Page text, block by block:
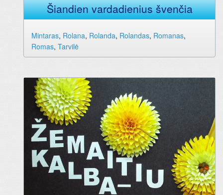
Šiandien vardadienius švenčia
Mintaras, Rolana, Rolanda, Rolandas, Romanas,
Romas, Tarvilė